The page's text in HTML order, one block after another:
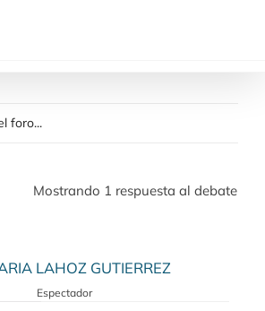
Mostrando 1 respuesta al debate
LAHOZ GUTIERREZ
Espectador